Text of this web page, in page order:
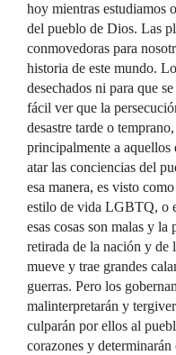
hoy mientras estudiamos
del pueblo de Dios. Las
conmovedoras para
historia de este mundo.
desechados ni para que
fácil ver que la
desastre tarde o
principalmente a aquellos
atar las conciencias del
esa manera, es visto
estilo de vida LGBTQ, o
esas cosas son malas y
retirada de la nación y de
mueve y trae grandes
guerras. Pero los
malinterpretarán y
culparán por ellos al
corazones y